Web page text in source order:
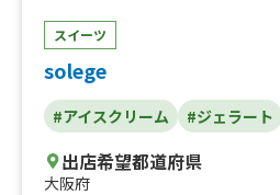
スイーツ
solege
#アイスクリーム #ジェラート
出店希望都道府県
大阪府